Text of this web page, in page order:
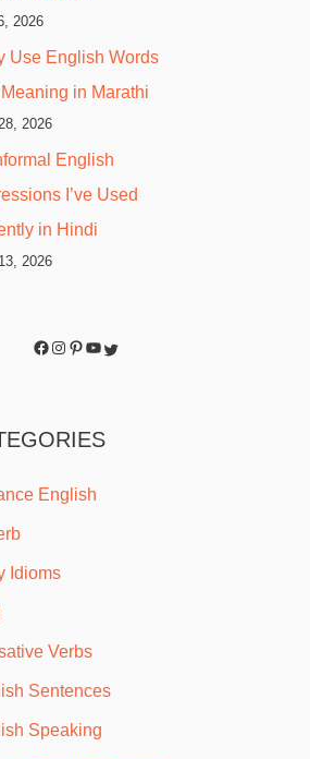
2026
Use English Words
in Marathi
2026
English
I’ve Used
in Hindi
2026
English
Idioms
Verbs
Sentences
Speaking